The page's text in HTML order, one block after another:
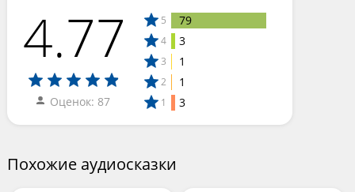
4.77
Оценок: 87
5 79
4 3
3 1
2 1
1 3
Похожие аудиосказки